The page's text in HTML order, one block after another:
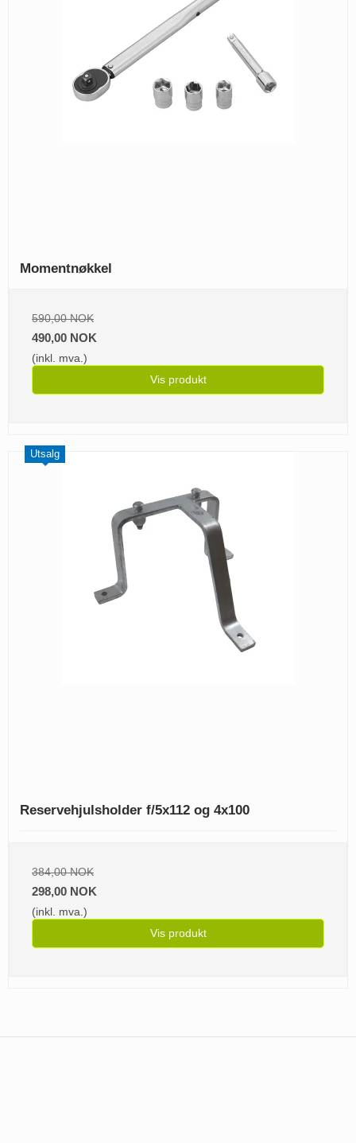
Momentnøkkel
590,00 NOK
490,00 NOK
(inkl. mva.)
Vis produkt
Utsalg
Reservehjulsholder f/5x112 og 4x100
384,00 NOK
298,00 NOK
(inkl. mva.)
Vis produkt